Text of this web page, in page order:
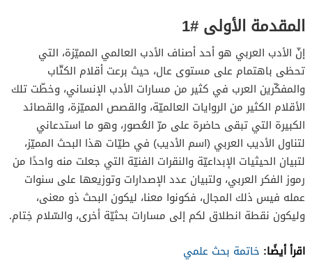
المقدمة الأولى #1
إنّ الأدب العربي هو أحد أصناف الأدب العالمي المميّزة، التي
تحظى باهتمام على مستوى عال، حيث برعت أقلام الكتّاب
والمفكّرين العرب في كثير من مسارات الأدب الإنساني، وخطّت تلك
الأقلام الكثير من الروايات العالميّة، والقصص المميّزة، والقصائد
الكبيرة التي تبقى حاضرة على مرّ العُصور، وهو ما استدعاني
لتناول الأديب العربي (اسم الأديب) في طيّات هذا البحث المميّز،
لتبيان الحيثيات الإبداعيّة والنقرات الفنيّة التي جعلت منه واحدًا من
رموز الفكر العربي، ولتبيان عدد الإصدارات وتوزيعها على سنوات
عمله فيس ذلك المجال، فكونوا معنا، ليكون البحث ذو معنى،
وليكون نقطة انطلاق لكم إلى مسارات بحثيّة أخرى، والسّلام خِتام.
اقرأ أيضًا: خاتمة بحث علمي